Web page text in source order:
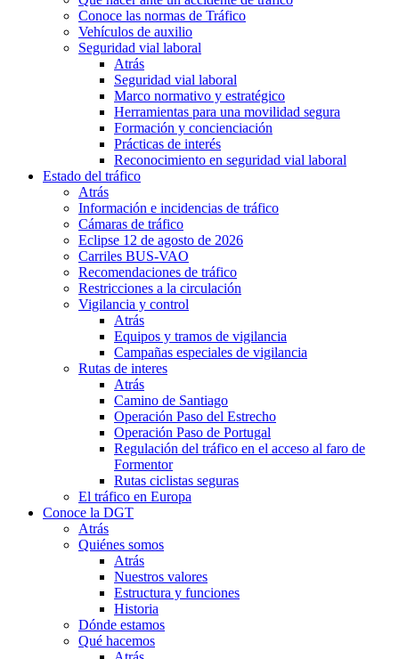
Conoce las normas de Tráfico
Vehículos de auxilio
Seguridad vial laboral
Atrás
Seguridad vial laboral
Marco normativo y estratégico
Herramientas para una movilidad segura
Formación y concienciación
Prácticas de interés
Reconocimiento en seguridad vial laboral
Estado del tráfico
Atrás
Información e incidencias de tráfico
Cámaras de tráfico
Eclipse 12 de agosto de 2026
Carriles BUS-VAO
Recomendaciones de tráfico
Restricciones a la circulación
Vigilancia y control
Atrás
Equipos y tramos de vigilancia
Campañas especiales de vigilancia
Rutas de interes
Atrás
Camino de Santiago
Operación Paso del Estrecho
Operación Paso de Portugal
Regulación del tráfico en el acceso al faro de
Formentor
Rutas ciclistas seguras
El tráfico en Europa
Conoce la DGT
Atrás
Quiénes somos
Atrás
Nuestros valores
Estructura y funciones
Historia
Dónde estamos
Qué hacemos